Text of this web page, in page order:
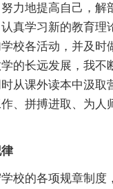
力地提高自己，解
真学习新的教育理
校各活动，并及时
的长远发展，我不
从课外读本中汲取
、拼搏进取、为人
的各项规章制度